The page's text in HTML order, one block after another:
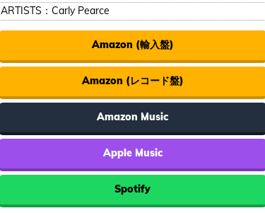
ARTISTS： Carly Pearce
Amazon (輸入盤)
Amazon (レコード盤)
Amazon Music
Apple Music
Spotify